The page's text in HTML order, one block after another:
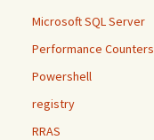
Microsoft SQL Server
Performance Counters
Powershell
registry
RRAS